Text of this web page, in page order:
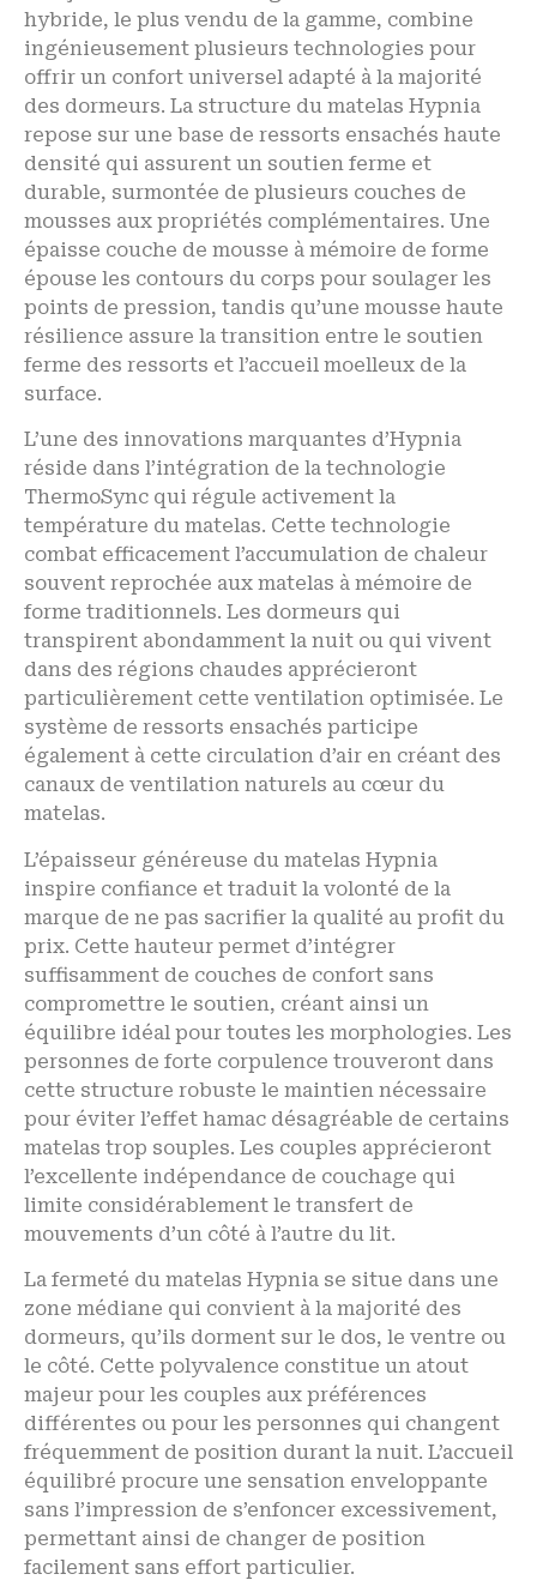
hybride, le plus vendu de la gamme, combine
ingénieusement plusieurs technologies pour
offrir un confort universel adapté à la majorité
des dormeurs. La structure du matelas Hypnia
repose sur une base de ressorts ensachés haute
densité qui assurent un soutien ferme et
durable, surmontée de plusieurs couches de
mousses aux propriétés complémentaires. Une
épaisse couche de mousse à mémoire de forme
épouse les contours du corps pour soulager les
points de pression, tandis qu’une mousse haute
résilience assure la transition entre le soutien
ferme des ressorts et l’accueil moelleux de la
surface.
L’une des innovations marquantes d’Hypnia
réside dans l’intégration de la technologie
ThermoSync qui régule activement la
température du matelas. Cette technologie
combat efficacement l’accumulation de chaleur
souvent reprochée aux matelas à mémoire de
forme traditionnels. Les dormeurs qui
transpirent abondamment la nuit ou qui vivent
dans des régions chaudes apprécieront
particulièrement cette ventilation optimisée. Le
système de ressorts ensachés participe
également à cette circulation d’air en créant des
canaux de ventilation naturels au cœur du
matelas.
L’épaisseur généreuse du matelas Hypnia
inspire confiance et traduit la volonté de la
marque de ne pas sacrifier la qualité au profit du
prix. Cette hauteur permet d’intégrer
suffisamment de couches de confort sans
compromettre le soutien, créant ainsi un
équilibre idéal pour toutes les morphologies. Les
personnes de forte corpulence trouveront dans
cette structure robuste le maintien nécessaire
pour éviter l’effet hamac désagréable de certains
matelas trop souples. Les couples apprécieront
l’excellente indépendance de couchage qui
limite considérablement le transfert de
mouvements d’un côté à l’autre du lit.
La fermeté du matelas Hypnia se situe dans une
zone médiane qui convient à la majorité des
dormeurs, qu’ils dorment sur le dos, le ventre ou
le côté. Cette polyvalence constitue un atout
majeur pour les couples aux préférences
différentes ou pour les personnes qui changent
fréquemment de position durant la nuit. L’accueil
équilibré procure une sensation enveloppante
sans l’impression de s’enfoncer excessivement,
permettant ainsi de changer de position
facilement sans effort particulier.